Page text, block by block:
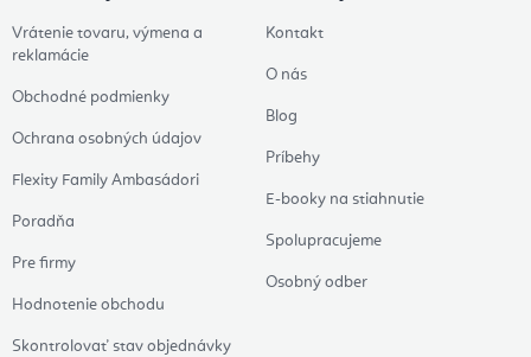
Vrátenie tovaru, výmena a
reklamácie
Obchodné podmienky
Ochrana osobných údajov
Flexity Family Ambasádori
Poradňa
Pre firmy
Hodnotenie obchodu
Skontrolovať stav objednávky
Kontakt
O nás
Blog
Príbehy
E-booky na stiahnutie
Spolupracujeme
Osobný odber